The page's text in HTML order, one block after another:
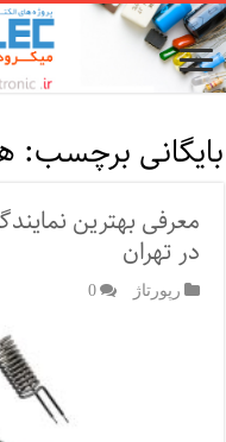
بایگانی برچسب:
معرفی بهترین
در تهران
رپورتاژ‌ 0